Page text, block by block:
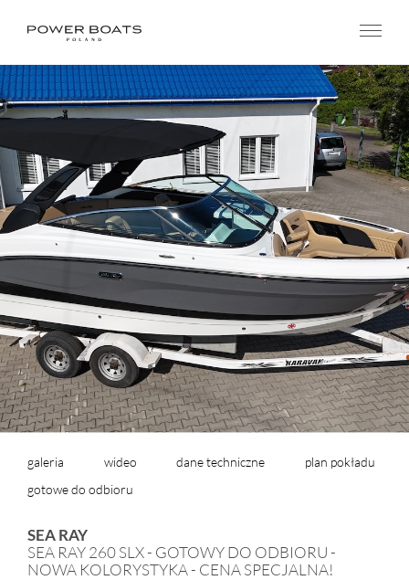
galeria wideo dane techniczne
plan pokładu
gotowe do odbioru
SEA RAY
SEA RAY 260 SLX - GOTOWY DO ODBIORU -
NOWA KOLORYSTYKA - CENA SPECJALNA!